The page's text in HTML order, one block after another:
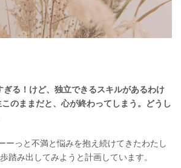
ぎる！けど、独立できるスキルがあるわけ
のままだと、心が終わってしまう。どうし
ーっと不満と悩みを抱え続けてきたわたし
踏み出してみようと計画しています。